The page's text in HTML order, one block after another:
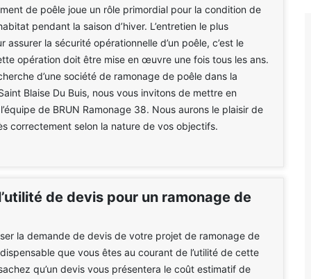
de poêle joue un rôle primordial pour la condition de
pendant la saison d’hiver. L’entretien le plus
assurer la sécurité opérationnelle d’un poêle, c’est le
opération doit être mise en œuvre une fois tous les ans.
d’une société de ramonage de poêle dans la
Blaise Du Buis, nous vous invitons de mettre en
de BRUN Ramonage 38. Nous aurons le plaisir de
correctement selon la nature de vos objectifs.
de devis pour un ramonage de
la demande de devis de votre projet de ramonage de
que vous êtes au courant de l’utilité de cette
qu’un devis vous présentera le coût estimatif de